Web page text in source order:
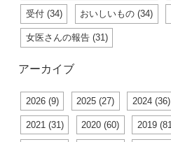
受付 (34) おいしいもの (34)
女医さんの報告 (31)
アーカイブ
2026 (9) 2025 (27) 2024 (36)
2021 (31) 2020 (60) 2019